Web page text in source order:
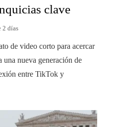
clave
2 días
de video corto para acercar
una nueva generación de
entre TikTok y